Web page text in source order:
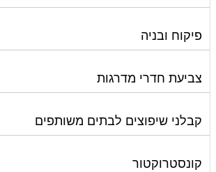
פיקוח ובניה
צביעת חדרי מדרגות
קבלני שיפוצים לבתים משותפים
קונסטרוקטור